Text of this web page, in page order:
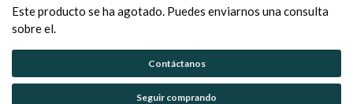
Este producto se ha agotado. Puedes enviarnos una consulta
sobre el.
Contáctanos
Seguir comprando